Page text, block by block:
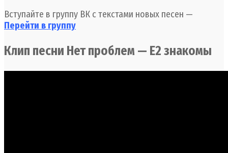
Вступайте в группу ВК с текстами новых песен —
Перейти в группу
Клип песни Нет проблем — Е2 знакомы